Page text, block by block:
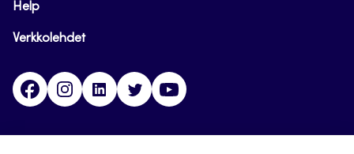
Help
Verkkolehdet
FacebookInstagramLinkedinTwitter